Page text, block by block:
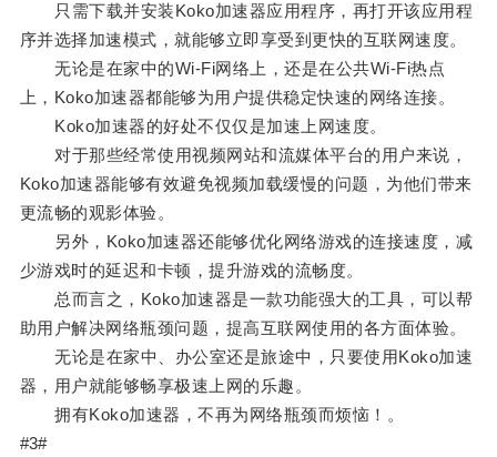
只需下载并安装Koko加速器应用程序，再打开该应用程
序并选择加速模式，就能够立即享受到更快的互联网速度。
无论是在家中的Wi-Fi网络上，还是在公共Wi-Fi热点
上，Koko加速器都能够为用户提供稳定快速的网络连接。
Koko加速器的好处不仅仅是加速上网速度。
对于那些经常使用视频网站和流媒体平台的用户来说，
Koko加速器能够有效避免视频加载缓慢的问题，为他们带来
更流畅的观影体验。
另外，Koko加速器还能够优化网络游戏的连接速度，减
少游戏时的延迟和卡顿，提升游戏的流畅度。
总而言之，Koko加速器是一款功能强大的工具，可以帮
助用户解决网络瓶颈问题，提高互联网使用的各方面体验。
无论是在家中、办公室还是旅途中，只要使用Koko加速
器，用户就能够畅享极速上网的乐趣。
拥有Koko加速器，不再为网络瓶颈而烦恼！。
#3#